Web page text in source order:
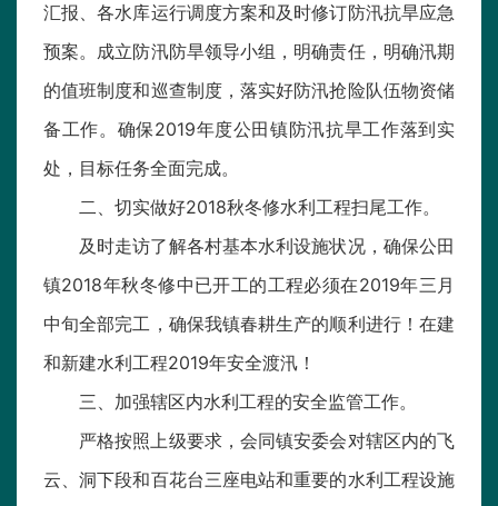
汇报、各水库运行调度方案和及时修订防汛抗旱应急
预案。成立防汛防旱领导小组，明确责任，明确汛期
的值班制度和巡查制度，落实好防汛抢险队伍物资储
备工作。确保2019年度公田镇防汛抗旱工作落到实
处，目标任务全面完成。
二、切实做好2018秋冬修水利工程扫尾工作。
及时走访了解各村基本水利设施状况，确保公田
镇2018年秋冬修中已开工的工程必须在2019年三月
中旬全部完工，确保我镇春耕生产的顺利进行！在建
和新建水利工程2019年安全渡汛！
三、加强辖区内水利工程的安全监管工作。
严格按照上级要求，会同镇安委会对辖区内的飞
云、洞下段和百花台三座电站和重要的水利工程设施